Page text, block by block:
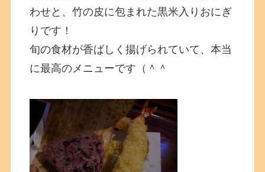
わせと、竹の皮に包まれた黒米入りおにぎ
りです！
旬の食材が香ばしく揚げられていて、本当
に最高のメニューです（＾＾